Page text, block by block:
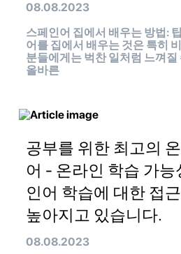
08.08.2023
스페인어 집에서 배우는 방법:
어를 집에서 배우는 것은 특히
분들에게는 벅찬 일처럼 느껴질
올바른
공부를 위한 최고의
어 - 온라인 학습 가능
인어 학습에 대한 접
높아지고 있습니다.
08.08.2023